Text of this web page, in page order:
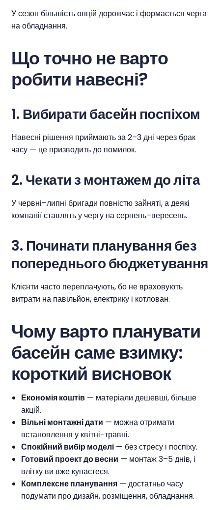
У сезон більшість опцій дорожчає і формається черга
на обладнання.
Що точно не варто
робити навесні?
1. Вибирати басейн поспіхом
Навесні рішення приймають за 2–3 дні через брак
часу — це призводить до помилок.
2. Чекати з монтажем до літа
У червні–липні бригади повністю зайняті, а деякі
компанії ставлять у чергу на серпень–вересень.
3. Починати планування без
попереднього бюджетування
Клієнти часто переплачують, бо не враховують
витрати на павільйон, електрику і котлован.
Чому варто планувати
басейн саме взимку:
короткий висновок
Економія коштів — матеріали дешевші, більше
акцій.
Вільні монтажні дати — можна отримати
встановлення у квітні-травні.
Спокійний вибір моделі — без стресу і поспіху.
Готовий проект до весни — монтаж 3–5 днів, і
влітку ви вже купаєтеся.
Комплексне планування — достатньо часу
подумати про дизайн, розміщення, обладнання.